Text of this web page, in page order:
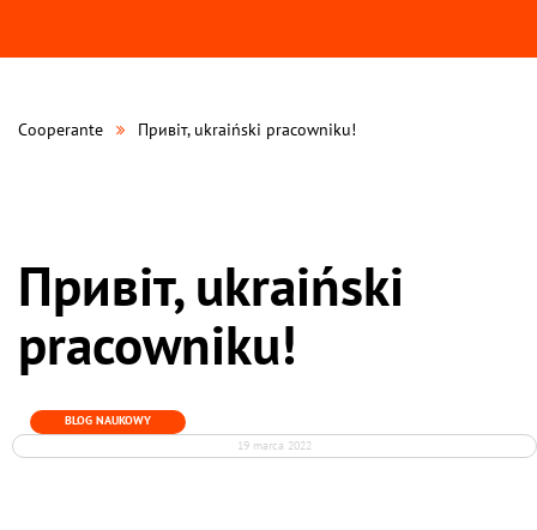
Cooperante Привіт, ukraiński pracowniku!
Привіт, ukraiński
pracowniku!
BLOG NAUKOWY
19 marca 2022